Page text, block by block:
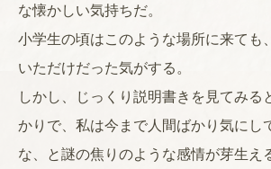
な懐かしい気持ちだ。
小学生の頃はこのような場所に来ても
いただけだった気がする。
しかし、じっくり説明書きを見てみる
かりで、私は今まで人間ばかり気にし
な、と謎の焦りのような感情が芽生え